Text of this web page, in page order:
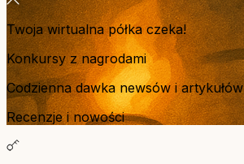
Twoja wirtualna półka czeka!
Konkursy z nagrodami
Codzienna dawka newsów i artykułów
Recenzje i nowości